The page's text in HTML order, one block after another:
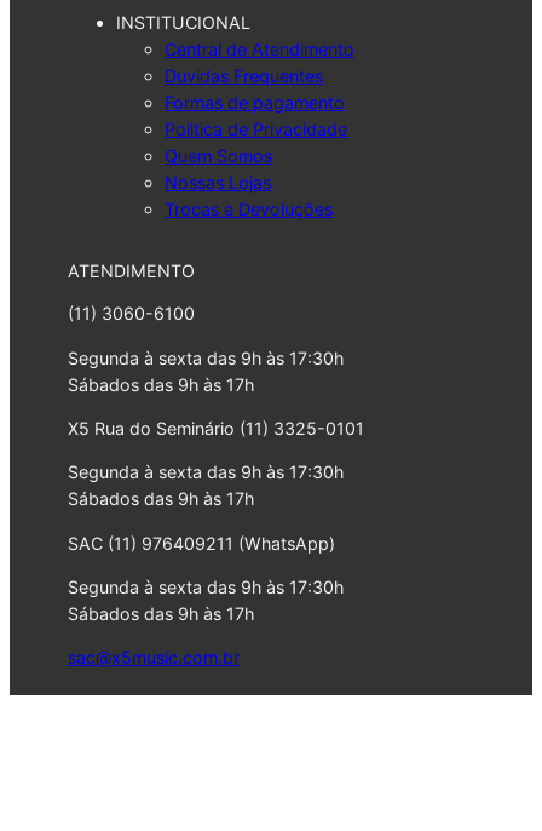
INSTITUCIONAL
Central de Atendimento
Duvidas Frequentes
Formas de pagamento
Politica de Privacidade
Quem Somos
Nossas Lojas
Trocas e Devoluções
ATENDIMENTO
(11) 3060-6100
Segunda à sexta das 9h às 17:30h
Sábados das 9h às 17h
X5 Rua do Seminário (11) 3325-0101
Segunda à sexta das 9h às 17:30h
Sábados das 9h às 17h
SAC (11) 976409211 (WhatsApp)
Segunda à sexta das 9h às 17:30h
Sábados das 9h às 17h
sac@x5music.com.br